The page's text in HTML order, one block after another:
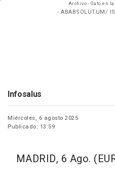
Archivo - Gato en
- ABABSOLUTUM/
Infosalus
Miércoles, 6 agosto 2025
Publicado: 13:59
MADRID, 6 Ago.